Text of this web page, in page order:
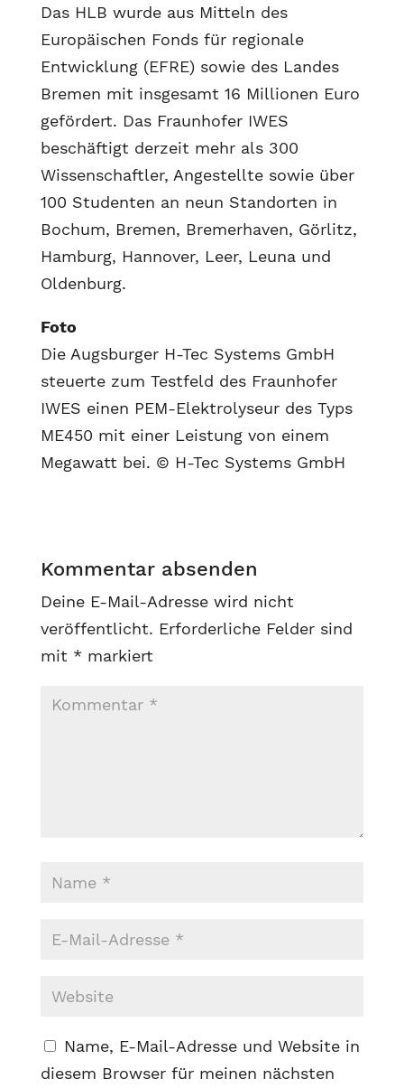
Das HLB wurde aus Mitteln des
Europäischen Fonds für regionale
Entwicklung (EFRE) sowie des Landes
Bremen mit insgesamt 16 Millionen Euro
gefördert. Das Fraunhofer IWES
beschäftigt derzeit mehr als 300
Wissenschaftler, Angestellte sowie über
100 Studenten an neun Standorten in
Bochum, Bremen, Bremerhaven, Görlitz,
Hamburg, Hannover, Leer, Leuna und
Oldenburg.
Foto
Die Augsburger H-Tec Systems GmbH
steuerte zum Testfeld des Fraunhofer
IWES einen PEM-Elektrolyseur des Typs
ME450 mit einer Leistung von einem
Megawatt bei. © H-Tec Systems GmbH
Kommentar absenden
Deine E-Mail-Adresse wird nicht
veröffentlicht. Erforderliche Felder sind
mit * markiert
Name, E-Mail-Adresse und Website in
diesem Browser für meinen nächsten